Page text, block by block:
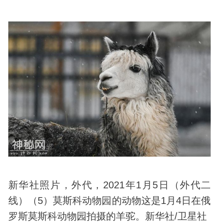
新华社照片，外代，2021年1月5日（外代二
线）（5）莫斯科动物园的动物这是1月4日在俄
罗斯莫斯科动物园拍摄的羊驼。新华社/卫星社